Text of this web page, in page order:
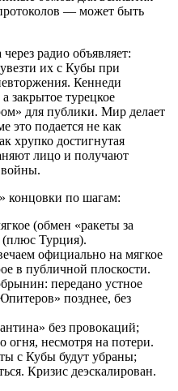
— может быть
радио объявляет:
их с Кубы при
Кеннеди
закрытое турецкое
для публики. Мир делает
это подается не как
хрупко достигнутая
лицо и получают
войны.
концовки по шагам:
(обмен «ракеты за
(плюс Турция).
официально на мягкое
в публичной плоскости.
передано устное
позднее, без
без провокаций;
огня, несмотря на потери.
с Кубы будут убраны;
Кризис деэскалирован.